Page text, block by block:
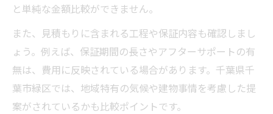
と単純な金額比較ができません。
また、見積もりに含まれる工程や保証内容も確認しまし
ょう。例えば、保証期間の長さやアフターサポートの有
無は、費用に反映されている場合があります。千葉県千
葉市緑区では、地域特有の気候や建物事情を考慮した提
案がされているかも比較ポイントです。